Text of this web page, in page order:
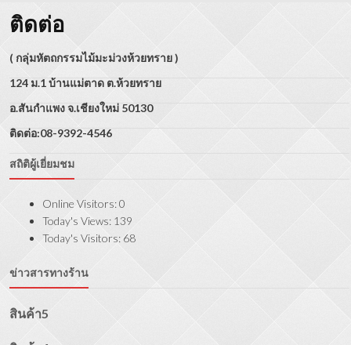
ติดต่อ
( กลุ่มหัตถกรรมไม้มะม่วงห้วยทราย )
124 ม.1 บ้านแม่ตาด ต.ห้วยทราย
อ.สันกำแพง จ.เชียงใหม่ 50130
ติดต่อ:08-9392-4546
สถิติผู้เยี่ยมชม
Online Visitors:0
Today's Views: 139
Today's Visitors: 68
ข่าวสารทางร้าน
สินค้า5